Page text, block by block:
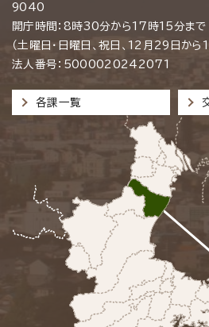
9040
開庁時間：8時30分から17時15分まで
（土曜日・日曜日、祝日、12月29日から
法人番号：5000020242071
各課一覧